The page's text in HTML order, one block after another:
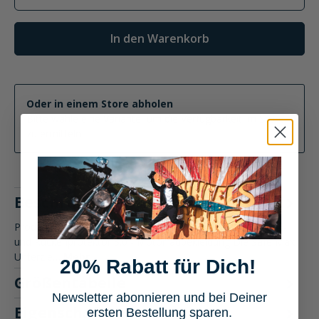
In den Warenkorb
Oder in einem Store abholen
Bitte wähle eine Variante, um die Verfügbarkeit im Store
Beschreibung
Produktbeschreibung: Safe Max Unterziehjacke mit Gelenk-
und Rückenprotektor 3.0 - Motorradbekleidung Die Safe Max
Unterzie…Mehr
Größentabelle
Eigenschaften
20% Rabatt für Dich!
Newsletter abonnieren und bei Deiner
ersten Bestellung sparen.